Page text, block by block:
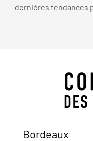
dernières tendances
Bordeaux